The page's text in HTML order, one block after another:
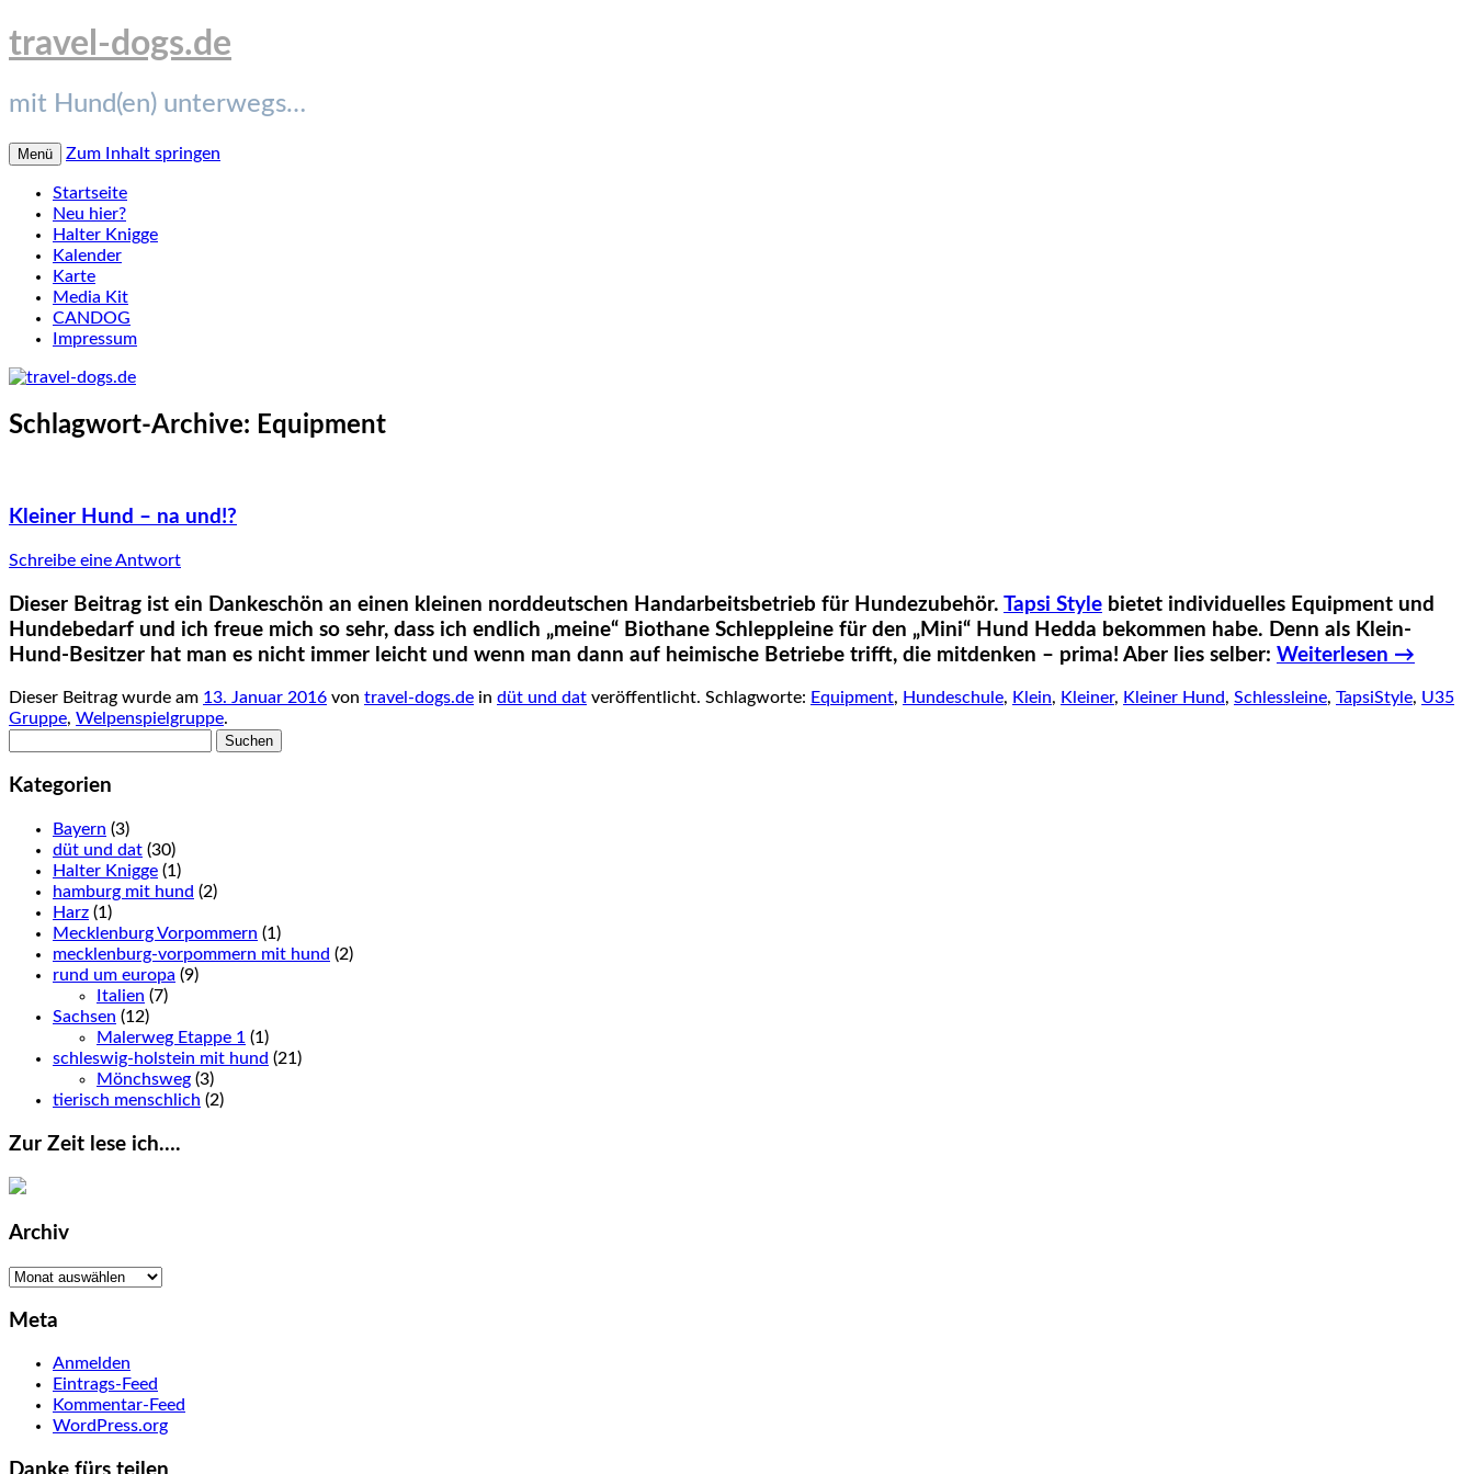
travel-dogs.de
mit Hund(en) unterwegs…
Menü Zum Inhalt springen
Startseite
Neu hier?
Halter Knigge
Kalender
Karte
Media Kit
CANDOG
Impressum
Schlagwort-Archive: Equipment
Kleiner Hund – na und!?
Schreibe eine Antwort
Dieser Beitrag ist ein Dankeschön an einen kleinen norddeutschen Handarbeitsbetrieb für Hundezubehör. Tapsi Style bietet individuelles Equipment und
Hundebedarf und ich freue mich so sehr, dass ich endlich „meine“ Biothane Schleppleine für den „Mini“ Hund Hedda bekommen habe. Denn als Klein-
Hund-Besitzer hat man es nicht immer leicht und wenn man dann auf heimische Betriebe trifft, die mitdenken – prima! Aber lies selber: Weiterlesen →
Dieser Beitrag wurde am 13. Januar 2016 von travel-dogs.de in düt und dat veröffentlicht. Schlagworte: Equipment, Hundeschule, Klein, Kleiner, Kleiner Hund, Schlessleine, TapsiStyle, U35
Gruppe, Welpenspielgruppe.
Kategorien
Bayern (3)
düt und dat (30)
Halter Knigge (1)
hamburg mit hund (2)
Harz (1)
Mecklenburg Vorpommern (1)
mecklenburg-vorpommern mit hund (2)
rund um europa (9)
Italien (7)
Sachsen (12)
Malerweg Etappe 1 (1)
schleswig-holstein mit hund (21)
Mönchsweg (3)
tierisch menschlich (2)
Zur Zeit lese ich….
Archiv
Archiv
Meta
Anmelden
Eintrags-Feed
Kommentar-Feed
WordPress.org